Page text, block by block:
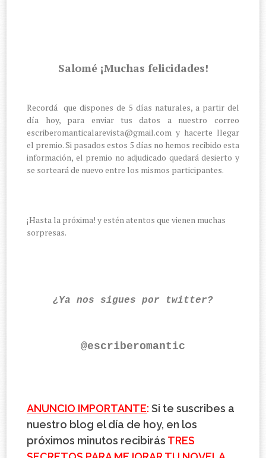
Salomé ¡Muchas felicidades!
Recordá que dispones de 5 días naturales, a partir del
día hoy, para enviar tus datos a nuestro correo
escriberomanticalarevista@gmail.com y hacerte llegar
el premio. Si pasados estos 5 días no hemos recibido esta
información, el premio no adjudicado quedará desierto y
se sorteará de nuevo entre los mismos participantes.
¡Hasta la próxima! y estén atentos que vienen muchas
sorpresas.
¿Ya nos sigues por twitter?
@escriberomantic
ANUNCIO IMPORTANTE:Si te suscribes a
nuestro blog el día de hoy, en los
próximos minutos recibirás TRES